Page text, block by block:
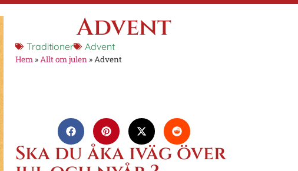
Advent
Traditioner Advent
Hem »Allt om julen »Advent
Ska du åka iväg över